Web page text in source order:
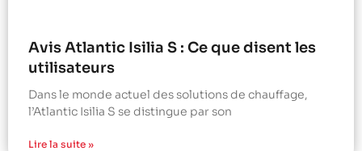
Avis Atlantic Isilia S : Ce que disent les
utilisateurs
Dans le monde actuel des solutions de chauffage,
l’Atlantic Isilia S se distingue par son
Lire la suite »